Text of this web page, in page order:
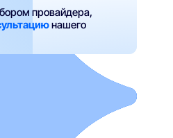
провайдера,
нашего